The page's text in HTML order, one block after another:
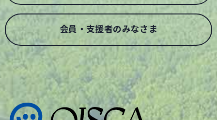
会員・支援者のみなさま